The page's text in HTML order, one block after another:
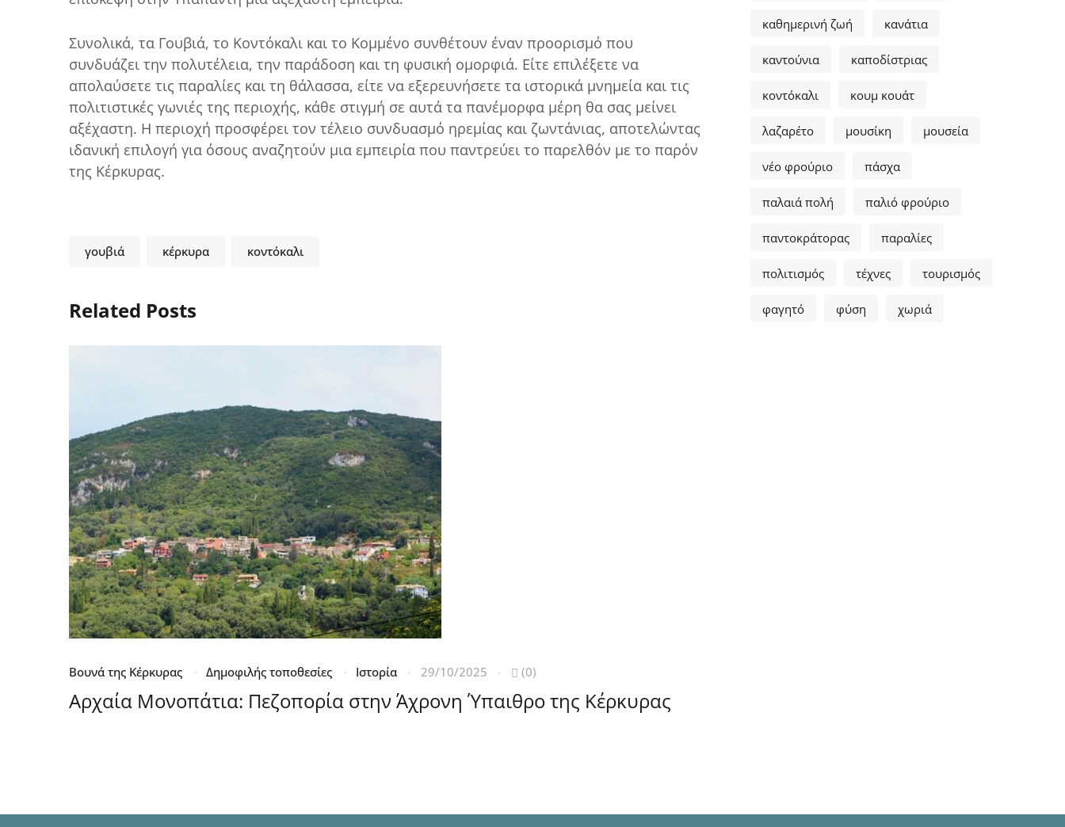
Συνολικά, τα Γουβιά, το Κοντόκαλι και το Κομμένο συνθέτουν έναν προορισμό που
συνδυάζει την πολυτέλεια, την παράδοση και τη φυσική ομορφιά. Είτε επιλέξετε να
απολαύσετε τις παραλίες και τη θάλασσα, είτε να εξερευνήσετε τα ιστορικά μνημεία και τις
πολιτιστικές γωνιές της περιοχής, κάθε στιγμή σε αυτά τα πανέμορφα μέρη θα σας μείνει
αξέχαστη. Η περιοχή προσφέρει τον τέλειο συνδυασμό ηρεμίας και ζωντάνιας, αποτελώντας
ιδανική επιλογή για όσους αναζητούν μια εμπειρία που παντρεύει το παρελθόν με το παρόν
της Κέρκυρας.
γουβιά κέρκυρα κοντόκαλι
Related Posts
Βουνά της Κέρκυρας Δημοφιλής τοποθεσίες Ιστορία 29/10/2025 (0)
Αρχαία Μονοπάτια: Πεζοπορία στην Άχρονη Ύπαιθρο της Κέρκυρας
καθημερινή ζωή κανάτια
καντούνια καποδίστριας
κοντόκαλι κουμ κουάτ
λαζαρέτο μουσίκη μουσεία
νέο φρούριο πάσχα
παλαιά πολή παλιό φρούριο
παντοκράτορας παραλίες
πολιτισμός τέχνες τουρισμός
φαγητό φύση χωριά